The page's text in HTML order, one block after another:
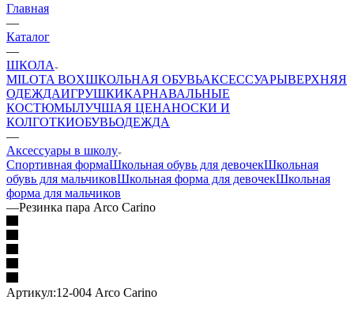
Главная
—
Каталог
—
ШКОЛА
MILOTA BOXШКОЛЬНАЯ ОБУВЬАКСЕССУАРЫВЕРХНЯЯ
ОДЕЖДАИГРУШКИКАРНАВАЛЬНЫЕ
КОСТЮМЫЛУЧШАЯ ЦЕНАНОСКИ И
КОЛГОТКИОБУВЬОДЕЖДА
—
Аксессуары в школу
Спортивная формаШкольная обувь для девочекШкольная
обувь для мальчиковШкольная форма для девочекШкольная
форма для мальчиков
—Резинка пара Arco Carino
Артикул:12-004 Arco Carino